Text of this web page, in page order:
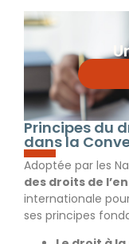
Principes du
dans la
Adoptée par les
des droits de
internationale
ses principes